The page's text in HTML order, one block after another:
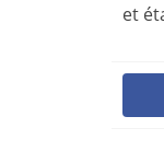
et